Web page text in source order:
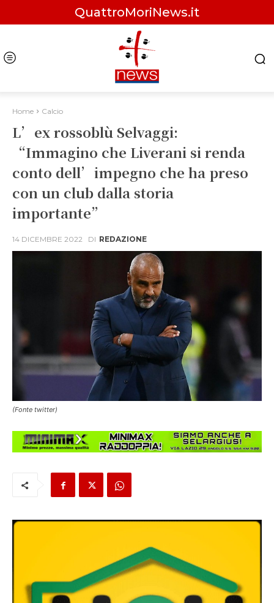
QuattroMoriNews.it
Home Calcio
L’ex rossoblù Selvaggi:
“Immagino che Liverani si renda
conto dell’impegno che ha preso
con un club dalla storia
importante”
14 DICEMBRE 2022 DI REDAZIONE
(Fonte twitter)